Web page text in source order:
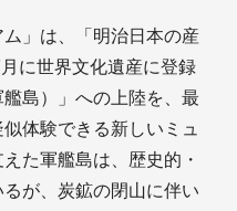
ム」は、「明治日本の産
に世界文化遺産に登録
島）」への上陸を、最
体験できる新しいミュ
た軍艦島は、歴史的・
が、炭鉱の閉山に伴い